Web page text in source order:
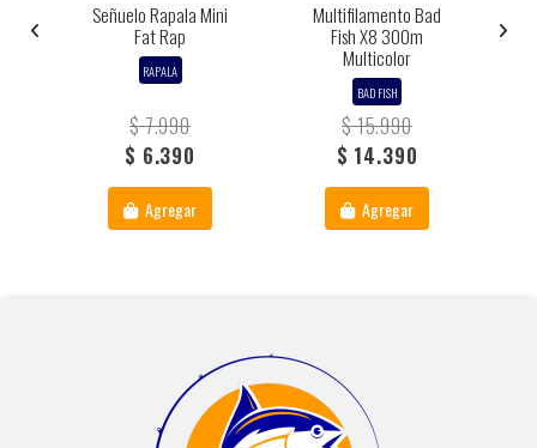
Señuelo Rapala Mini
Fat Rap
RAPALA
$ 7.990
$ 6.390
Agregar
Multifilamento Bad
Fish X8 300m
Multicolor
BAD FISH
$ 15.990
$ 14.390
Agregar